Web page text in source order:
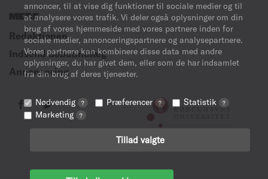
annoncer, til at vise dig funktioner til sociale medier og til
at analysere vores trafik. Vi deler også oplysninger om din
brug af vores hjemmeside med vores partnere inden for
sociale medier, annonceringspartnere og analysepartnere.
Vores partnere kan kombinere disse data med andre
oplysninger, du har givet dem, eller som de har indsamlet
fra din brug af deres tjenester.
Nødvendig ? Præferencer ? Statistik ?
Marketing ?
Tillad valgte
MERE
Redaktionen
Indsend debatindlæg
Annoncering